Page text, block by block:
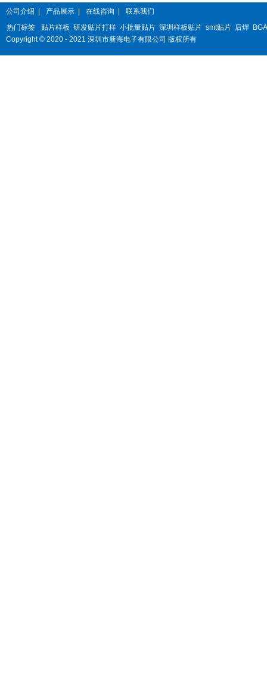
公司介绍 产品展示 在线咨询
联系我们
热门标签
贴片样板 研发贴片打样 小批量贴片 深圳样板贴片 smt贴片 后焊
Copyright © 2020 - 2021 深圳市新海电子有限公司 版权所有